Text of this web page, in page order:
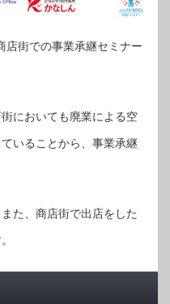
店街での事業承継セミナー
においても廃業による空
いることから、事業承継
た、商店街で出店をした